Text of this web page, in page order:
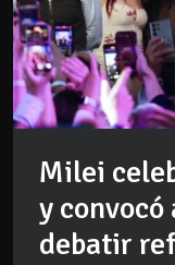
Milei
y convocó
debatir